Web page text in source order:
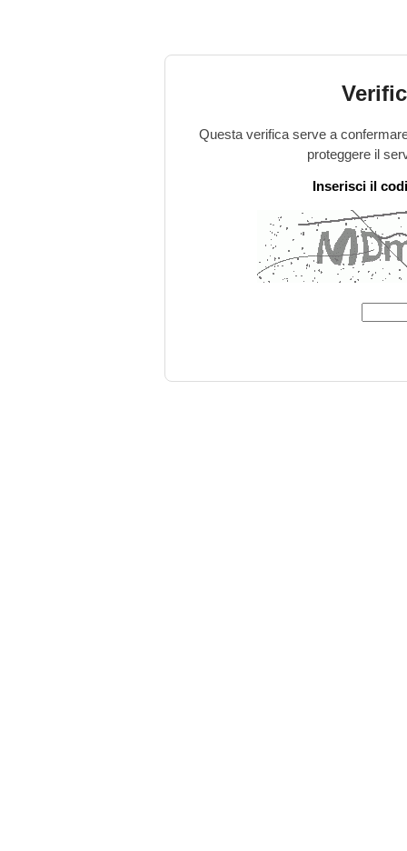
Questa verifica serve a
proteggere il
Inserisci il